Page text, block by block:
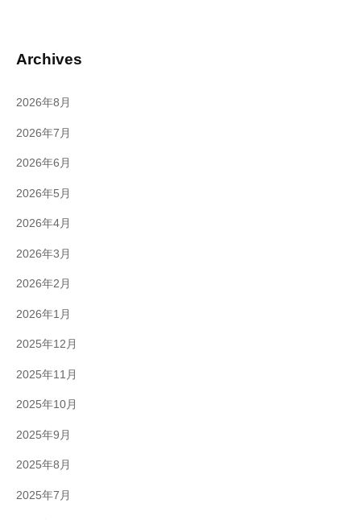
Archives
2026年8月
2026年7月
2026年6月
2026年5月
2026年4月
2026年3月
2026年2月
2026年1月
2025年12月
2025年11月
2025年10月
2025年9月
2025年8月
2025年7月